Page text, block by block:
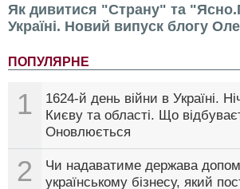
Як дивитися "Страну" та
Україні. Новий випуск блогу
ПОПУЛЯРНЕ
1
1624-й день війни в Україні.
Києву та області. Що
Оновлюється
2
Чи надаватиме держава
українському бізнесу, який